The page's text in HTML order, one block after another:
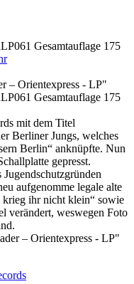
Gesamtauflage 175
– Orientexpress - LP"
Gesamtauflage 175
mit dem Titel
Berliner Jungs, welches
Berlin“ anknüpfte. Nun
gepresst.
aufgenomme legale alte
ihr nicht klein“ sowie
verändert, weswegen Foto
– Orientexpress - LP"